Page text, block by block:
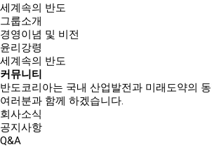
세계속의 반도
그룹소개
경영이념 및 비전
윤리강령
세계속의 반도
커뮤니티
반도코리아는 국내 산업발전과 미래도약의
여러분과 함께 하겠습니다.
회사소식
공지사항
Q&A